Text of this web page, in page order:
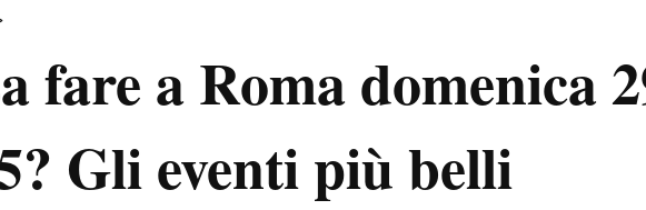
fare a Roma domenica
Gli eventi più belli